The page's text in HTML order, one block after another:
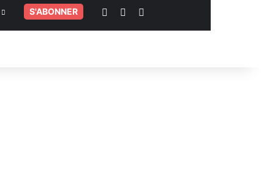
S'ABONNER Voir votre panier
Switch skin